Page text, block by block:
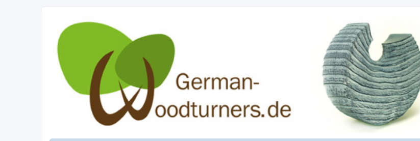
Drechseln und Kunsthandwerk - German-Woodturners *Forum Sauerland*
Der Treffpunkt für Drechsler und Freunde des Kunsthandwerks